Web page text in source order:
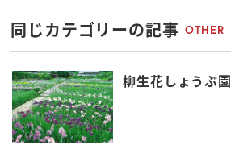
同じカテゴリーの記事 OTHER
柳生花しょうぶ園